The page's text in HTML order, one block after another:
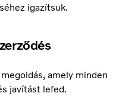
igazítsuk.
amely minden
javítást lefed.